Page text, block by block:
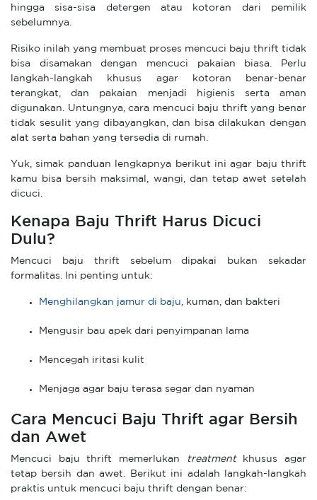
hingga sisa-sisa detergen atau kotoran dari pemilik
sebelumnya.
Risiko inilah yang membuat proses mencuci baju thrift tidak
bisa disamakan dengan mencuci pakaian biasa. Perlu
langkah-langkah khusus agar kotoran benar-benar
terangkat, dan pakaian menjadi higienis serta aman
digunakan. Untungnya, cara mencuci baju thrift yang benar
tidak sesulit yang dibayangkan, dan bisa dilakukan dengan
alat serta bahan yang tersedia di rumah.
Yuk, simak panduan lengkapnya berikut ini agar baju thrift
kamu bisa bersih maksimal, wangi, dan tetap awet setelah
dicuci.
Kenapa Baju Thrift Harus Dicuci
Dulu?
Mencuci baju thrift sebelum dipakai bukan sekadar
formalitas. Ini penting untuk:
Menghilangkan jamur di baju , kuman, dan bakteri
Mengusir bau apek dari penyimpanan lama
Mencegah iritasi kulit
Menjaga agar baju terasa segar dan nyaman
Cara Mencuci Baju Thrift agar Bersih
dan Awet
Mencuci baju thrift memerlukan treatmentkhusus agar
tetap bersih dan awet. Berikut ini adalah langkah-langkah
praktis untuk mencuci baju thrift dengan benar: